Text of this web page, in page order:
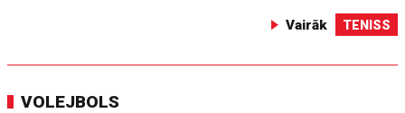
Vairāk TENISS
VOLEJBOLS